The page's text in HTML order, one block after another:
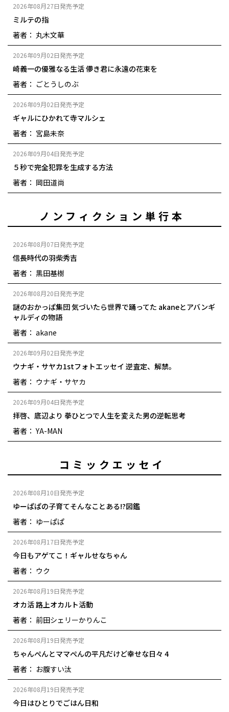
2026年08月27日発売予定
ミルテの指
著者： 丸木文華
2026年09月02日発売予定
崎義一の優雅なる生活 儚き君に永遠の花束を
著者： ごとうしのぶ
2026年09月02日発売予定
ギャルにひかれて寺マルシェ
著者： 宮島未奈
2026年09月04日発売予定
５秒で完全犯罪を生成する方法
著者： 岡田道尚
ノンフィクション単行本
2026年08月07日発売予定
信長時代の羽柴秀吉
著者： 黒田基樹
2026年08月20日発売予定
謎のおかっぱ集団 気づいたら世界で踊ってた akaneとアバンギ
ャルディの物語
著者： akane
2026年09月02日発売予定
ウナギ・サヤカ1stフォトエッセイ 逆査定、解禁。
著者： ウナギ・サヤカ
2026年09月04日発売予定
拝啓、底辺より 拳ひとつで人生を変えた男の逆転思考
著者： YA-MAN
コミックエッセイ
2026年08月10日発売予定
ゆーぱぱの子育てそんなことある!?図鑑
著者： ゆーぱぱ
2026年08月17日発売予定
今日もアゲてこ！ギャルせなちゃん
著者： ウク
2026年08月19日発売予定
オカ活 路上オカルト活動
著者： 前田シェリーかりんこ
2026年08月19日発売予定
ちゃんぺんとママぺんの平凡だけど幸せな日々 4
著者： お腹すい汰
2026年08月19日発売予定
今日はひとりでごはん日和